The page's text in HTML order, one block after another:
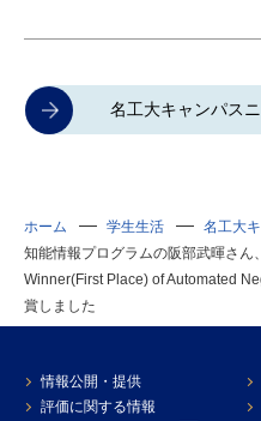
名工大キャンパス
ホーム 学生生活 名工大
知能情報プログラムの阪部武暉さ
Winner(First Place) of Automated
賞しました
情報公開・提供
評価に関する情報